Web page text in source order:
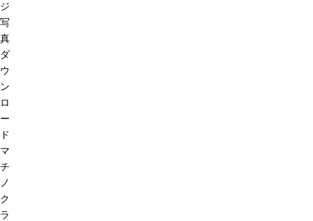
ジ
写
真
ダ
ウ
ン
ロ
ー
ド
マ
チ
ノ
ク
ラ